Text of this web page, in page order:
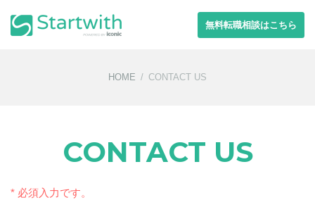
無料転職相談はこちら
HOME CONTACT US
CONTACT US
* 必須入力です。